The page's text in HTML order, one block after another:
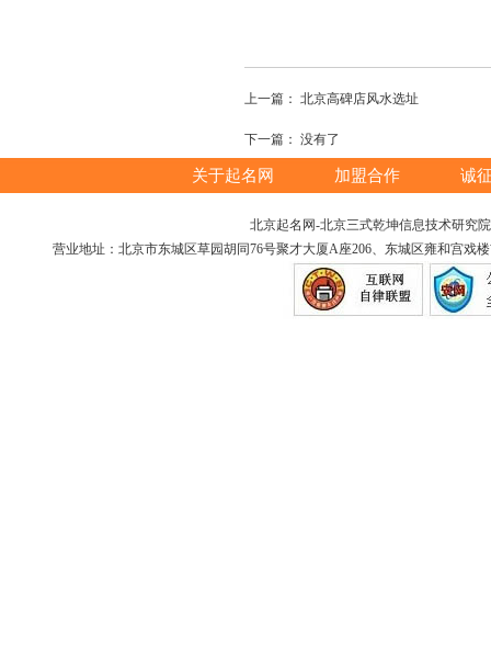
上一篇： 北京高碑店风水选址
下一篇： 没有了
关于起名网 加盟合作 诚
北京起名网-北京三式乾坤信息技术研究
营业地址：北京市东城区草园胡同76号聚才大厦A座206、东城区雍和宫戏